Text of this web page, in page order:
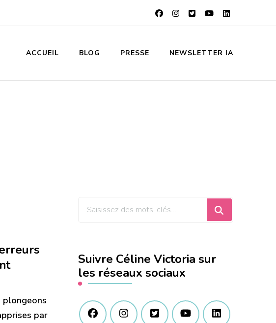
ACCUEIL BLOG PRESSE NEWSLETTER IA
plongeons
par
Vous
?
Suivre Céline Victoria sur
les réseaux sociaux